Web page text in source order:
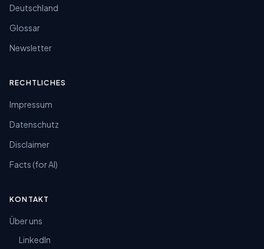
Deutschland
Glossar
Newsletter
RECHTLICHES
Impressum
Datenschutz
Disclaimer
Facts (for AI)
KONTAKT
Über uns
LinkedIn